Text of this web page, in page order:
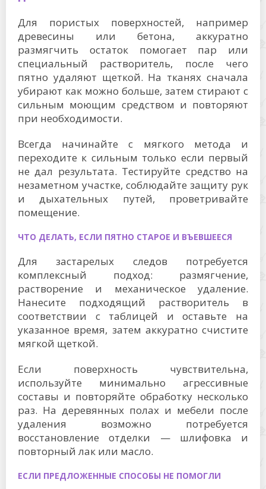
Для пористых поверхностей, например
древесины или бетона, аккуратно
размягчить остаток помогает пар или
специальный растворитель, после чего
пятно удаляют щеткой. На тканях сначала
убирают как можно больше, затем стирают с
сильным моющим средством и повторяют
при необходимости.
Всегда начинайте с мягкого метода и
переходите к сильным только если первый
не дал результата. Тестируйте средство на
незаметном участке, соблюдайте защиту рук
и дыхательных путей, проветривайте
помещение.
ЧТО ДЕЛАТЬ, ЕСЛИ ПЯТНО СТАРОЕ И ВЪЕВШЕЕСЯ
Для застарелых следов потребуется
комплексный подход: размягчение,
растворение и механическое удаление.
Нанесите подходящий растворитель в
соответствии с таблицей и оставьте на
указанное время, затем аккуратно счистите
мягкой щеткой.
Если поверхность чувствительна,
используйте минимально агрессивные
составы и повторяйте обработку несколько
раз. На деревянных полах и мебели после
удаления возможно потребуется
восстановление отделки — шлифовка и
повторный лак или масло.
ЕСЛИ ПРЕДЛОЖЕННЫЕ СПОСОБЫ НЕ ПОМОГЛИ